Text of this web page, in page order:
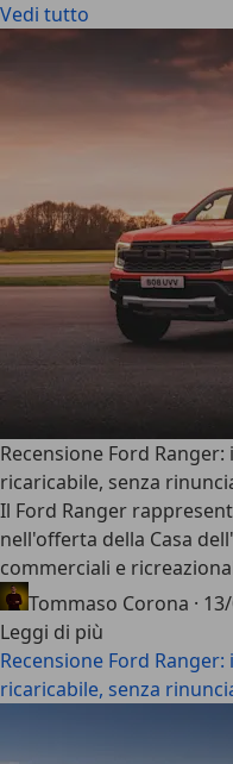
Vedi tutto
Recensione Ford
ricaricabile, senza
Il Ford Ranger
nell'offerta della Casa
commerciali e
Tommaso Corona ·
Leggi di più
Recensione Ford
ricaricabile, senza